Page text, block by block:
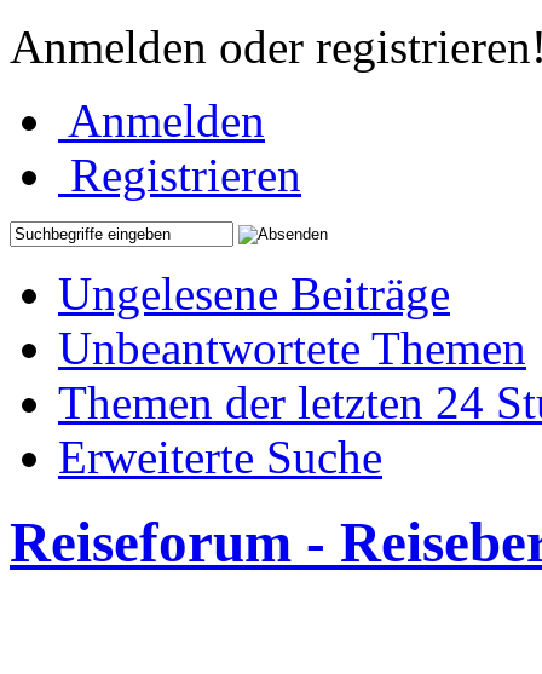
Anmelden oder
Anmelden
Registrieren
Ungelesene Beiträge
Unbeantwortete Themen
Themen der letzten 24
Erweiterte Suche
Reiseforum -